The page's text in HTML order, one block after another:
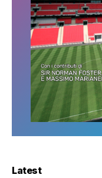
Latest